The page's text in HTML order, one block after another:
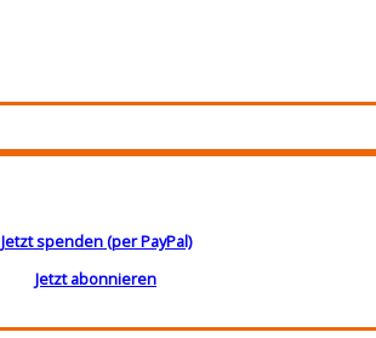
Jetzt spenden (per PayPal)
Jetzt abonnieren